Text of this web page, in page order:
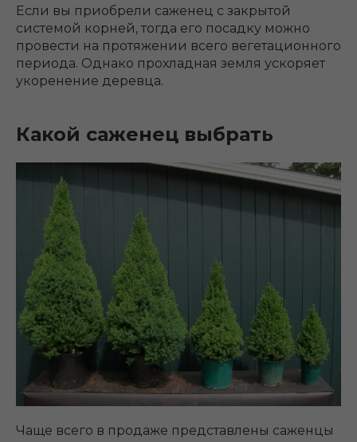
Если вы приобрели саженец с закрытой
системой корней, тогда его посадку можно
провести на протяжении всего вегетационного
периода. Однако прохладная земля ускоряет
укоренение деревца.
Какой саженец выбрать
Чаще всего в продаже представлены саженцы